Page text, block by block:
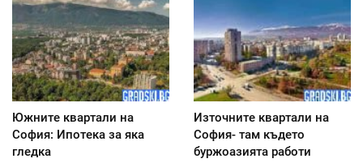
Южните квартали на
София: Ипотека за яка
гледка
Източните квартали на
София- там където
буржоазията работи